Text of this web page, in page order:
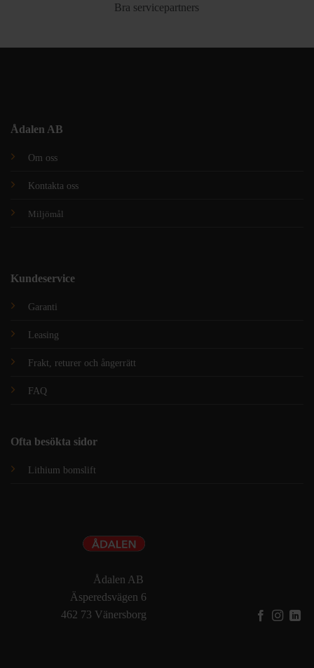
Bra servicepartners
Ådalen AB
Om oss
Kontakta oss
Miljömål
Kundeservice
Garanti
Leasing
Frakt, returer och ångerrätt
FAQ
Ofta besökta sidor
Lithium bomslift
Ådalen AB
Äsperedsvägen 6
462 73 Vänersborg